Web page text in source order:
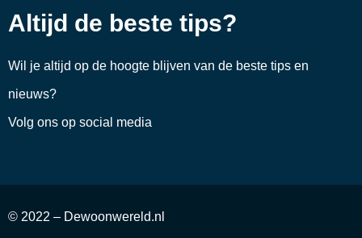
Altijd de beste tips?
Wil je altijd op de hoogte blijven van de beste tips en
nieuws?
Volg ons op social media
© 2022 – Dewoonwereld.nl